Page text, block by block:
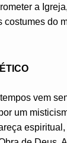
a
costumes do
vem
um
espiritual,